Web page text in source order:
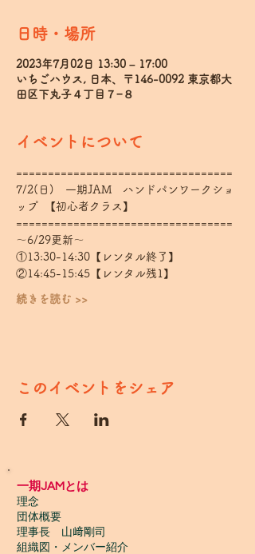
日時・場所
2023年7月02日 13:30 – 17:00
いちごハウス, 日本、〒146-0092 東京都大
田区下丸子４丁目７−８
イベントについて
==================================
7/2(日)　一期JAM　ハンドパンワークショ
ップ  【初心者クラス】
==================================
～6/29更新～
①13:30-14:30【レンタル終了】
②14:45-15:45【レンタル残1】
続きを読む >>
このイベントをシェア
一期JAMとは
理念
団体概要
理事長 山﨑剛司
組織図・メンバー紹介